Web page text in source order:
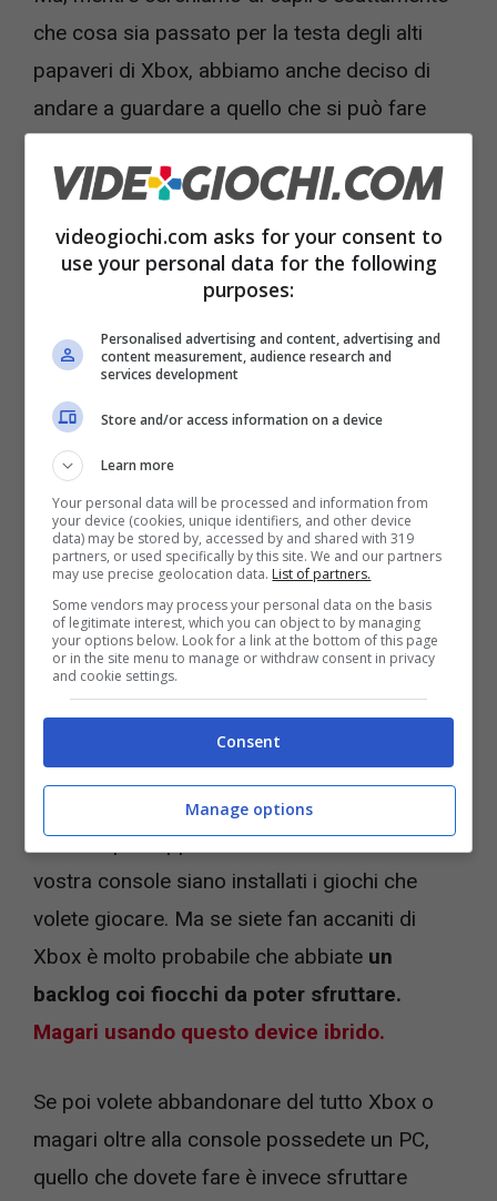
che cosa sia passato per la testa degli alti
papaveri di Xbox, abbiamo anche deciso di
andare a guardare a quello che si può fare
abbonamento.
Perché, se per esempio quello che vi faceva
comodo dell’abbonamento al Game Pass
giocare nel cloud , magari da tablet o da
smartphone senza dover ritrovarvi davanti alla
TV, c’è una funzione che la stessa console
Xbox mette a disposizione gratuitamente. Si
tratta del Remote Play.
Seinstallate l’app ufficiale Xbox su un
qualunque device compatibilee attivate la
funzione per cui la console non si spegne mai
del tutto, potete lanciare i giochi che avete
installato sulla console attraverso un altro
Il sistema del Remote Play esiste da un bel po’
e l’unico presupposto è ovviamente che sulla
vostra console siano installati i giochi che
volete giocare. Ma se siete fan accaniti di
Xbox è molto probabile che abbiate un
backlog coi fiocchi da poter sfruttare.
Magari usando questo device ibrido.
Se poi volete abbandonare del tutto Xbox o
magari oltre alla console possedete un PC,
quello che dovete fare è invece sfruttare
videogiochi.com asks for your consent to
use your personal data for the following
purposes:
Personalised advertising and content, advertising and
content measurement, audience research and
services development
Store and/or access information on a device
Learn more
Your personal data will be processed and information from
your device (cookies, unique identifiers, and other device
data) may be stored by, accessed by and shared with 319
partners, or used specifically by this site. We and our partners
may use precise geolocation data. List of partners.
Some vendors may process your personal data on the basis
of legitimate interest, which you can object to by managing
your options below. Look for a link at the bottom of this page
or in the site menu to manage or withdraw consent in privacy
and cookie settings.
Consent
Manage options